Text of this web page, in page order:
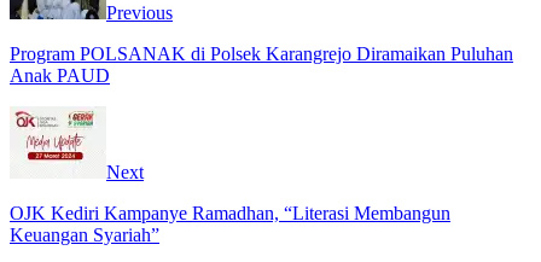
Previous
Program POLSANAK di Polsek Karangrejo Diramaikan Puluhan
Anak PAUD
Next
OJK Kediri Kampanye Ramadhan, “Literasi Membangun
Keuangan Syariah”